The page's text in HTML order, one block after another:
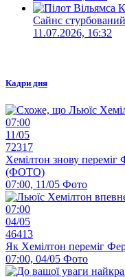
Сайнс
11.07.2026, 16:32
Кадри дня
07:00
11/05
72317
Хемілтон знову переміг
(ФОТО)
07:00, 11/05 Фото
07:00
04/05
46413
Як Хемілтон переміг
07:00, 04/05 Фото